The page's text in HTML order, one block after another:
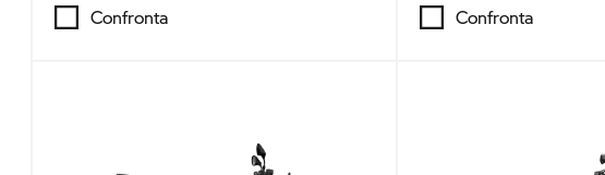
Confronta
Confronta